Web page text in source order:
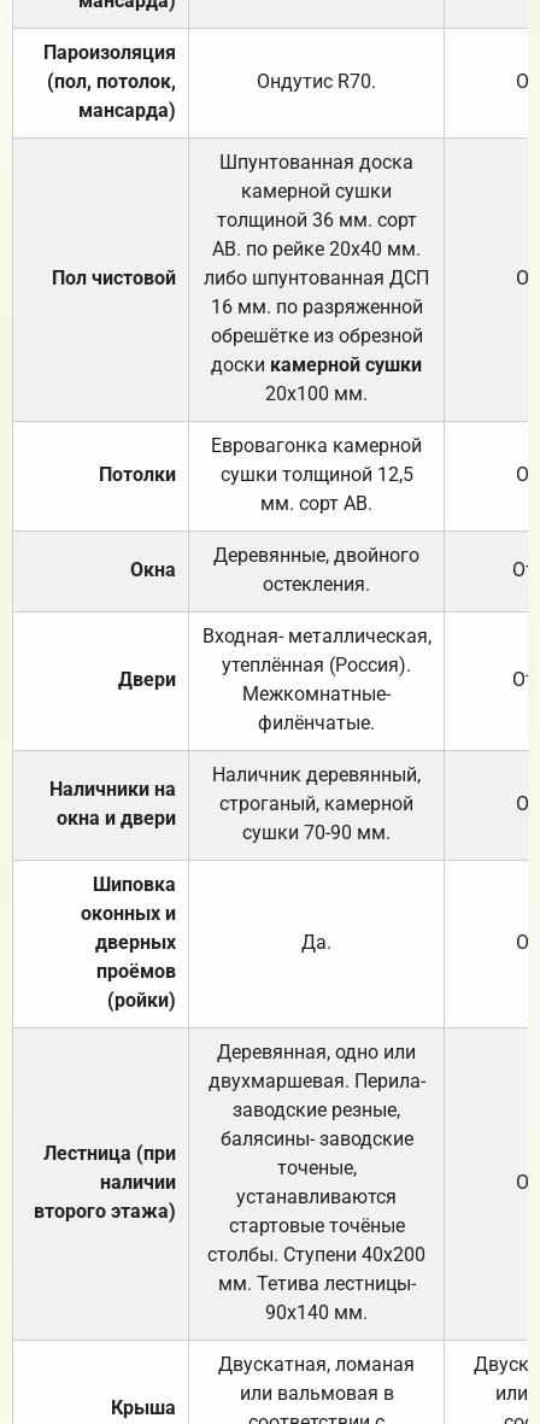
Пароизоляция
(пол, потолок,
мансарда)
Ондутис R70.
Пол чистовой
Шпунтованная доска
камерной сушки
толщиной 36 мм. сорт
АВ. по рейке 20х40 мм.
либо шпунтованная ДСП
16 мм. по разряженной
обрешётке из обрезной
доски камерной сушки
20х100 мм.
Потолки
Евровагонка камерной
сушки толщиной 12,5
мм. сорт АВ.
Окна
Деревянные, двойного
остекления.
Двери
Входная- металлическая,
утеплённая (Россия).
Межкомнатные-
филёнчатые.
Наличники на
окна и двери
Наличник деревянный,
строганый, камерной
сушки 70-90 мм.
Шиповка
оконных и
дверных
проёмов
(ройки)
Да.
Лестница (при
наличии
второго этажа)
Деревянная, одно или
двухмаршевая. Перила-
заводские резные,
балясины- заводские
точеные,
устанавливаются
стартовые точёные
столбы. Ступени 40х200
мм. Тетива лестницы-
90х140 мм.
Крыша
Двускатная, ломаная
или вальмовая в
или